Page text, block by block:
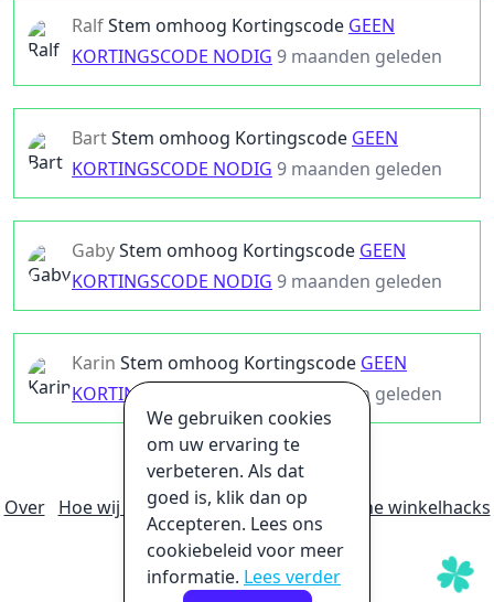
RalfStem omhoog Kortingscode GEEN
KORTINGSCODE NODIG 9 maanden geleden
BartStem omhoog Kortingscode GEEN
KORTINGSCODE NODIG 9 maanden geleden
GabyStem omhoog Kortingscode GEEN
KORTINGSCODE NODIG 9 maanden geleden
Karin Stem omhoog Kortingscode GEEN
KORTINGSCODE NODIG
9 maanden geleden
Over Hoe wij geld verdienen
Ultieme online winkelhacks
Privacybeleid Disclaimer
We gebruiken cookies
om uw ervaring te
verbeteren. Als dat
goed is, klik dan op
Accepteren. Lees ons
cookiebeleid voor meer
informatie. Lees verder